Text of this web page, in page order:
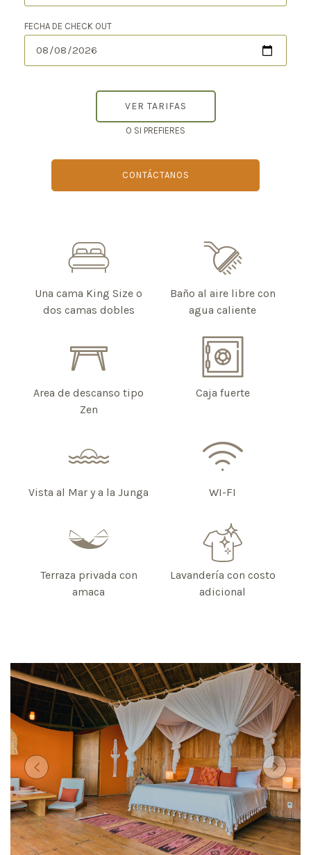
FECHA DE CHECK OUT
O SI PREFIERES
CONTÁCTANOS
Una cama King Size o
dos camas dobles
Baño al aire libre con
agua caliente
Area de descanso tipo
Zen
Caja fuerte
Vista al Mar y a la Junga WI-FI
Terraza privada con
amaca
Lavandería con costo
adicional